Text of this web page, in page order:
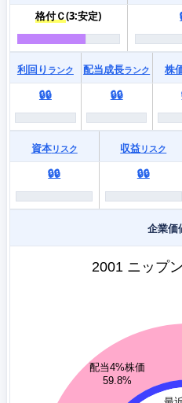
格付Ｃ(3:安定)
利回り ランク 配当成長ランク 株
🔒🔒 🔒🔒
資本リスク 収益リスク
🔒🔒 🔒🔒
企業価